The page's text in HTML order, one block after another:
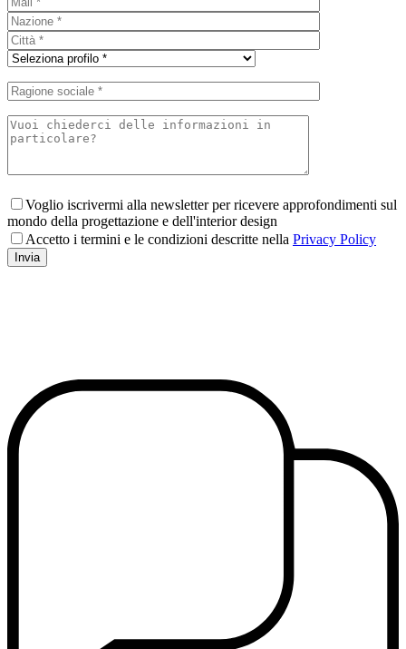
Voglio iscrivermi alla newsletter per ricevere approfondimenti sul
mondo della progettazione e dell'interior design
Accetto i termini e le condizioni descritte nella Privacy Policy